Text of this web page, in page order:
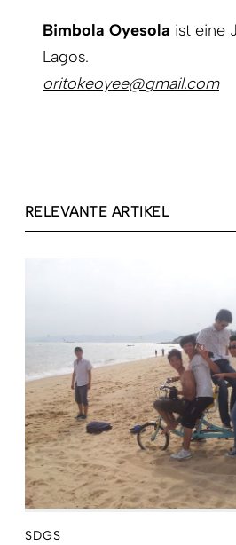
Bimbola Oyesola ist eine
Lagos.
oritokeoyee@gmail.com
RELEVANTE ARTIKEL
SDGS